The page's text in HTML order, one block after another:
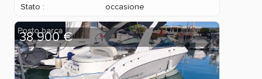
Stato :
occasione
Posto barca
38 900 €